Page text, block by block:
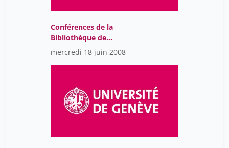
Conférences de la
Bibliothèque de
l’Université de Genève
2018
mercredi 18 juin 2008